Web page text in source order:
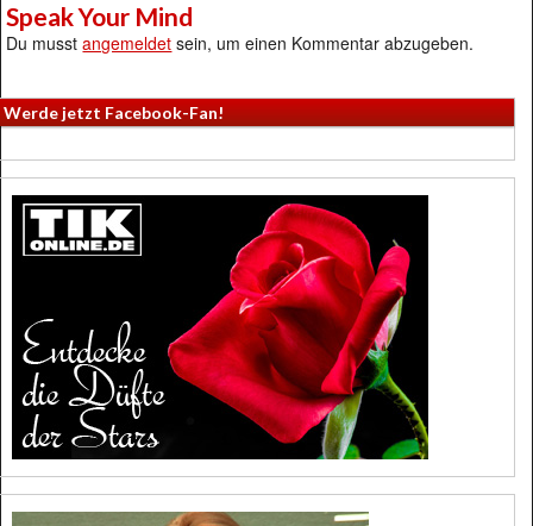
Speak Your Mind
Du musstangemeldet sein, um einen Kommentar abzugeben.
Werde jetzt Facebook-Fan!